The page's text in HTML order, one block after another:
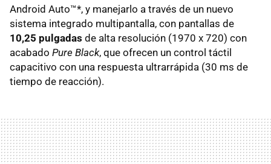
Android Auto™*, y manejarlo a través de un nuevo
sistema integrado multipantalla, con pantallas de
10,25 pulgadas de alta resolución (1970 x 720) con
acabado Pure Black, que ofrecen un control táctil
capacitivo con una respuesta ultrarrápida (30 ms de
tiempo de reacción).